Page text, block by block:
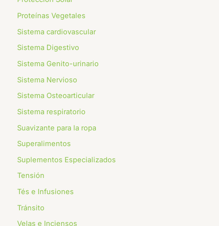
Proteínas Vegetales
Sistema cardiovascular
Sistema Digestivo
Sistema Genito-urinario
Sistema Nervioso
Sistema Osteoarticular
Sistema respiratorio
⁠Suavizante para la ropa
Superalimentos
Suplementos Especializados
Tensión
Tés e Infusiones
Tránsito
Velas e Inciensos